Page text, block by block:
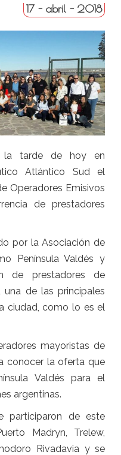
17 - abril - 2018
la tarde de hoy en
Atlántico Sud el
Operadores Emisivos
de prestadores
por la Asociación de
Península Valdés y
de prestadores de
de las principales
ciudad, como lo es el
mayoristas de
conocer la oferta que
Valdés para el
argentinas.
participaron de este
Madryn, Trelew,
Rivadavia y se